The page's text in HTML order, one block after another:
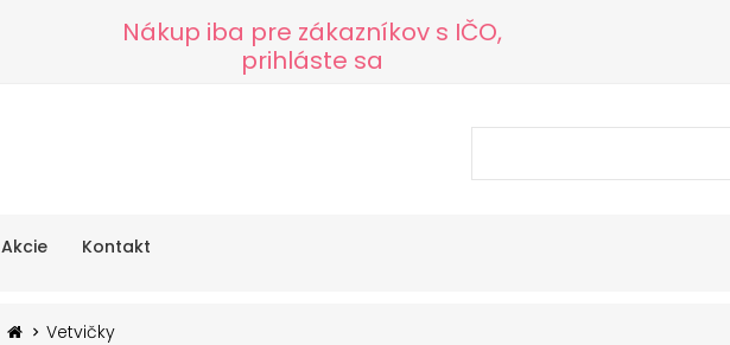
Nákup iba pre zákazníkov s IČO,
prihláste sa
Akcie Kontakt
Vetvičky